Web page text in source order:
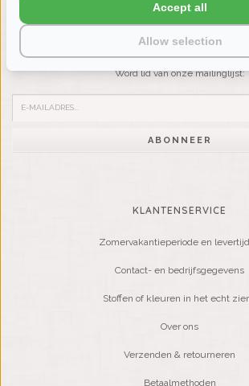
Wilt u op de hoogte blijven?
Word lid van onze mailinglijst:
ABONNEER
KLANTENSERVICE
Zomervakantieperiode en
Contact- en bedrijfsgegevens
Stoffen of kleuren in het echt
Over ons
Verzenden & retourneren
Betaalmethoden
Allow selection
Accept all